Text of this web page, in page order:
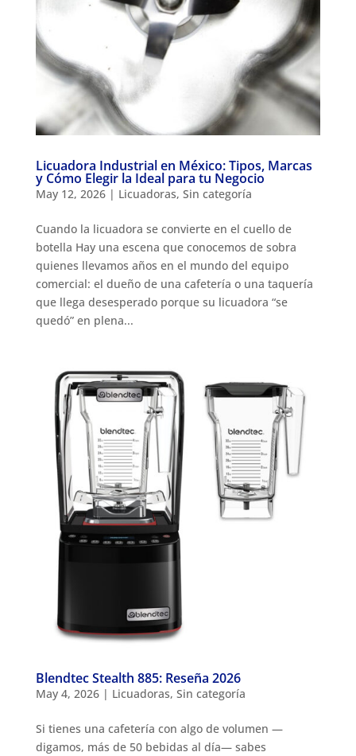
Licuadora Industrial en México: Tipos, Marcas
y Cómo Elegir la Ideal para tu Negocio
May 12, 2026| Licuadoras, Sin categoría
Cuando la licuadora se convierte en el cuello de
botella Hay una escena que conocemos de sobra
quienes llevamos años en el mundo del equipo
comercial: el dueño de una cafetería o una taquería
que llega desesperado porque su licuadora “se
quedó” en plena...
Blendtec Stealth 885: Reseña 2026
May 4, 2026| Licuadoras, Sin categoría
Si tienes una cafetería con algo de volumen —
digamos, más de 50 bebidas al día— sabes